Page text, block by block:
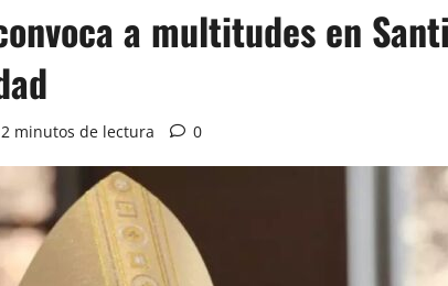
a multitudes en
2 minutos de lectura 0